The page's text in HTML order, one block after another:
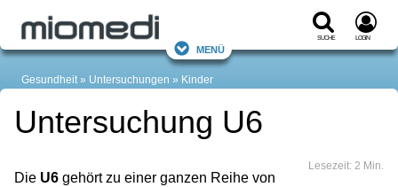
Suche Login
Menü
Gesundheit Untersuchungen Kinder
Untersuchung U6
Lesezeit: 2 Min.
Die U6 gehört zu einer ganzen Reihe von